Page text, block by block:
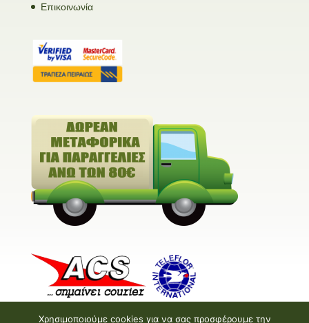
Επικοινωνία
Χρησιμοποιούμε cookies για να σας προσφέρουμε την